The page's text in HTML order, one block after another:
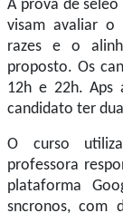
A prova de
visam avaliar o
razes e o
proposto. Os
12h e 22h. Aps
candidato ter
O curso
professora
plataforma
sncronos, com